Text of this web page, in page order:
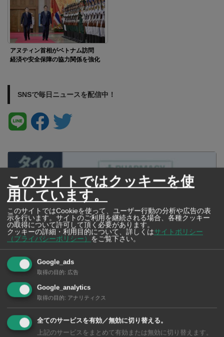
アヌティン首相がベトナム訪問
経済や安全保障の協力関係を強化
SNSで毎日ニュースを配信中！
タイの薬いろいろ【タイ・バンコク】 薬局・ドラッグストアで買える
市販薬 2026年最新版！
このサイトではクッキーを使
用しています。
このサイトではCookieを使って、ユーザー行動の分析や広告の表
示を行います。サイトのご利用を継続される場合、各種クッキー
の取得について許可して頂く必要があります。
クッキーの詳細・利用目的について、詳しくはサイトポリシー
（プライバシーポリシー）
をご覧下さい。
Google_ads
取得の目的: 広告
Google_analytics
取得の目的: アナリティクス
全てのサービスを有効／無効に切り替える。
上記のサービスをまとめて有効または無効に切り替えます。